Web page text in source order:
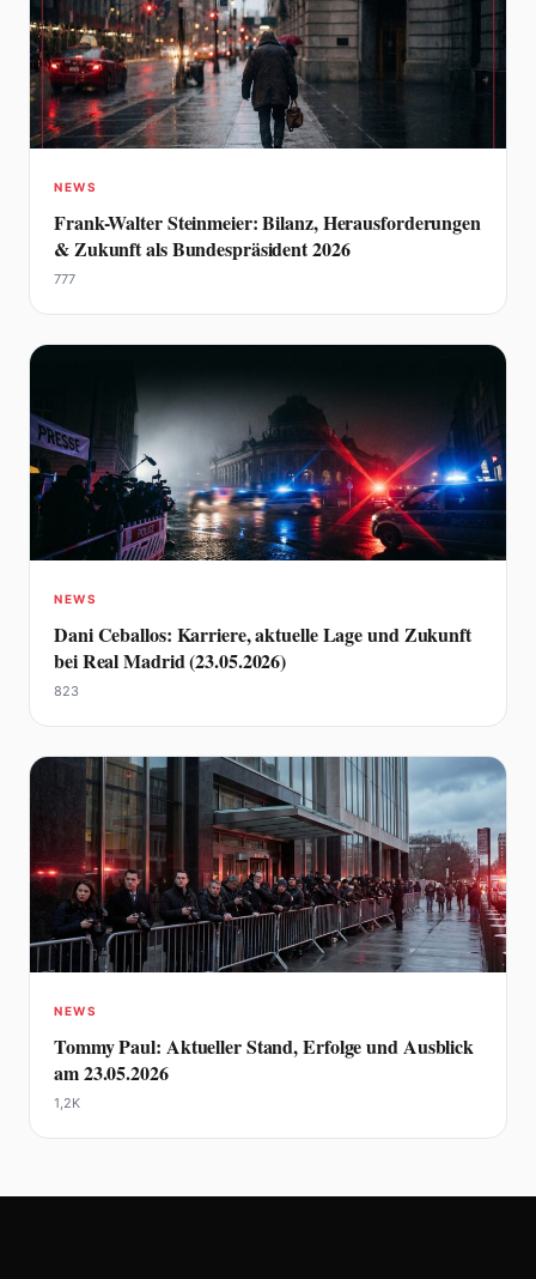
NEWS
Frank-Walter Steinmeier: Bilanz, Herausforderungen
& Zukunft als Bundespräsident 2026
777
NEWS
Dani Ceballos: Karriere, aktuelle Lage und Zukunft
bei Real Madrid (23.05.2026)
823
NEWS
Tommy Paul: Aktueller Stand, Erfolge und Ausblick
am 23.05.2026
1,2K